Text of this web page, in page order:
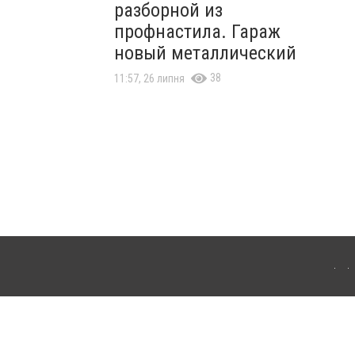
разборной из
профнастила. Гараж
новый металлический
11:57, 26 липня 38